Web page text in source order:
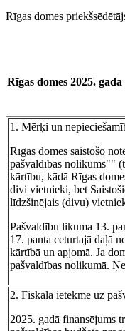
Rīgas domes
Rīgas domes 2025.
1. Mērķi un
Rīgas domes saistošo
pašvaldības nolikums""
kārtību, kādā Rīgas
divi vietnieki, bet
līdzšinējais (divu)
Pašvaldību likuma 13.
17. panta ceturtajā daļā
kārtībā un apjomā. Ja
pašvaldības nolikumā.
2. Fiskālā ietekme uz
2025. gadā finansējums